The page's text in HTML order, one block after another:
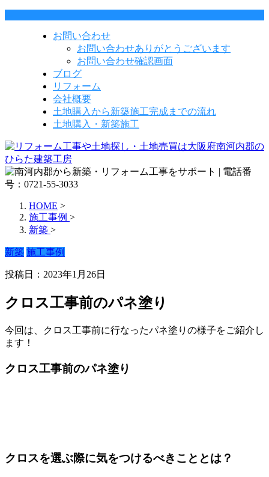
お問い合わせ
お問い合わせありがとうございます
お問い合わせ確認画面
ブログ
リフォーム
会社概要
土地購入から新築施工完成までの流れ
土地購入・新築施工
HOME >
施工事例 >
新築 >
新築 施工事例
投稿日：2023年1月26日
クロス工事前のパネ塗り
今回は、クロス工事前に行なったパネ塗りの様子をご紹介し
ます！
クロス工事前のパネ塗り
クロスを選ぶ際に気をつけるべきこととは？